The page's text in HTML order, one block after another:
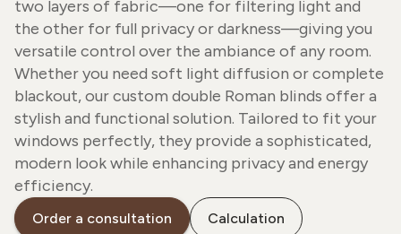
two layers of fabric—one for filtering light and
the other for full privacy or darkness—giving you
versatile control over the ambiance of any room.
Whether you need soft light diffusion or complete
blackout, our custom double Roman blinds offer a
stylish and functional solution. Tailored to fit your
windows perfectly, they provide a sophisticated,
modern look while enhancing privacy and energy
efficiency.
Order a consultation Calculation